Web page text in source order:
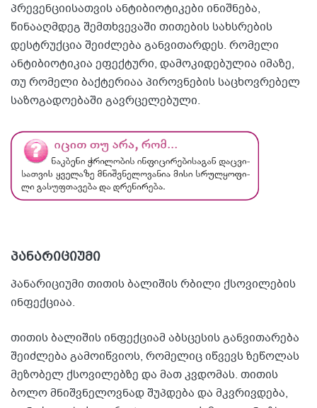
პრევენციისათვის ანტიბიოტიკები ინიშნება,
წინააღმდეგ შემთხვევაში თითების სახსრების
დესტრუქცია შეიძლება განვითარდეს. რომელი
ანტიბიოტიკია ეფექტური, დამოკიდებულია იმაზე,
თუ რომელი ბაქტერიაა პიროვნების საცხოვრებელ
საზოგადოებაში გავრცელებული.
პანარიციუმი
პანარიციუმი თითის ბალიშის რბილი ქსოვილების
ინფექციაა.
თითის ბალიშის ინფექციამ აბსცესის განვითარება
შეიძლება გამოიწვიოს, რომელიც იწვევს ზეწოლას
მეზობელ ქსოვილებზე და მათ კვდომას. თითის
ბოლო მნიშვნელოვნად შუპდება და მკვრივდება,